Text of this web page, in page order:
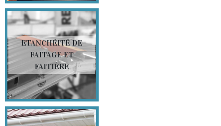
ETANCHÉITÉ DE
FAITAGE ET
FAITIÈRE